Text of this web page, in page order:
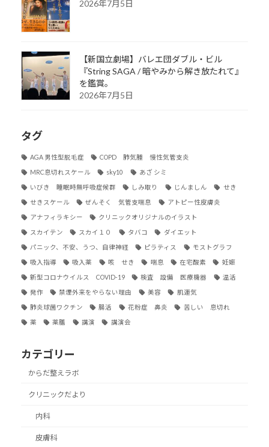
2026年7月5日
【新国立劇場】バレエ団ダブル・ビル
『String SAGA / 暗やみから解き放たれて』
を鑑賞。
2026年7月5日
タグ
AGA 男性型脱毛症 COPD 肺気腫 慢性気管支炎
MRC息切れスケール sky10 あざ シミ
いびき 睡眠時無呼吸症候群 しみ取り じんましん せき
せきスケール ぜんそく 気管支喘息 アトピー性皮膚炎
アナフィラキシー クリニックオリジナルのイラスト
スカイテン スカイ１０ タバコ ダイエット
パニック、不安、うつ、自律神経 ピラティス モストグラフ
吸入指導 吸入薬 咳 せき 喘息 在宅酸素 妊娠
新型コロナウイルス COVID-19 検査 設備 医療機器 温活
発作 禁煙外来をやらない理由 美容 肌運気
肺炎球菌ワクチン 腸活 花粉症 鼻炎 苦しい 息切れ
薬 薬膳 講演 講演会
カテゴリー
からだ整えラボ
クリニックだより
内科
皮膚科